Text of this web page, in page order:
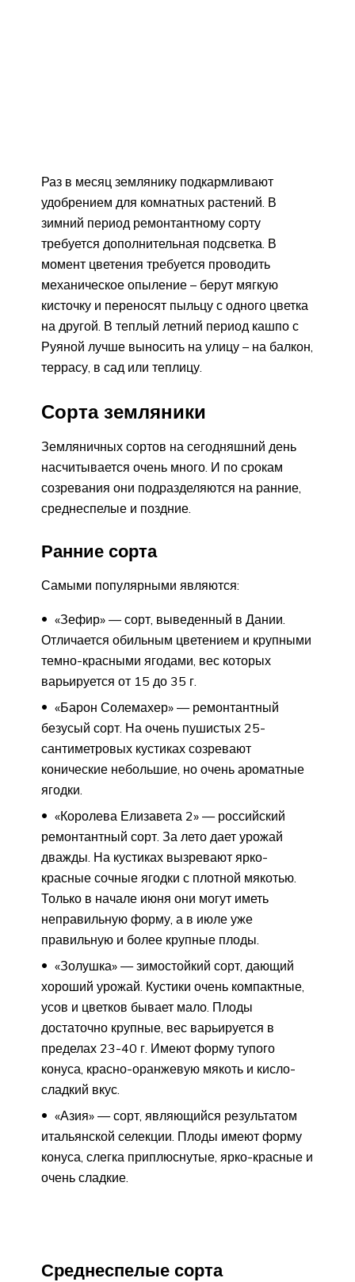
Раз в месяц землянику подкармливают
удобрением для комнатных растений. В
зимний период ремонтантному сорту
требуется дополнительная подсветка. В
момент цветения требуется проводить
механическое опыление – берут мягкую
кисточку и переносят пыльцу с одного цветка
на другой. В теплый летний период кашпо с
Руяной лучше выносить на улицу – на балкон,
террасу, в сад или теплицу.
Сорта земляники
Земляничных сортов на сегодняшний день
насчитывается очень много. И по срокам
созревания они подразделяются на ранние,
среднеспелые и поздние.
Ранние сорта
Самыми популярными являются:
«Зефир» — сорт, выведенный в Дании.
Отличается обильным цветением и крупными
темно-красными ягодами, вес которых
варьируется от 15 до 35 г.
«Барон Солемахер» — ремонтантный
безусый сорт. На очень пушистых 25-
сантиметровых кустиках созревают
конические небольшие, но очень ароматные
ягодки.
«Королева Елизавета 2» — российский
ремонтантный сорт. За лето дает урожай
дважды. На кустиках вызревают ярко-
красные сочные ягодки с плотной мякотью.
Только в начале июня они могут иметь
неправильную форму, а в июле уже
правильную и более крупные плоды.
«Золушка» — зимостойкий сорт, дающий
хороший урожай. Кустики очень компактные,
усов и цветков бывает мало. Плоды
достаточно крупные, вес варьируется в
пределах 23-40 г. Имеют форму тупого
конуса, красно-оранжевую мякоть и кисло-
сладкий вкус.
«Азия» — сорт, являющийся результатом
итальянской селекции. Плоды имеют форму
конуса, слегка приплюснутые, ярко-красные и
очень сладкие.
Среднеспелые сорта